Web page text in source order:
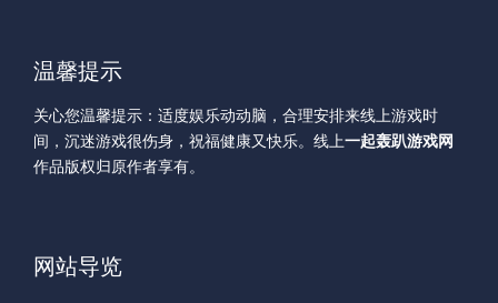
温馨提示
关心您温馨提示：适度娱乐动动脑，合理安排来线上游戏时
间，沉迷游戏很伤身，祝福健康又快乐。线上一起轰趴游戏网
作品版权归原作者享有。
网站导览